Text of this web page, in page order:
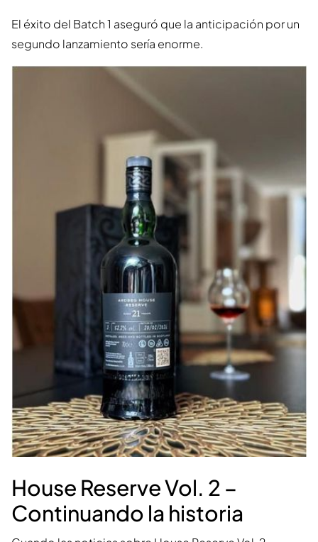
El éxito del Batch 1 aseguró que la anticipación por un
segundo lanzamiento sería enorme.
House Reserve Vol. 2 –
Continuando la historia